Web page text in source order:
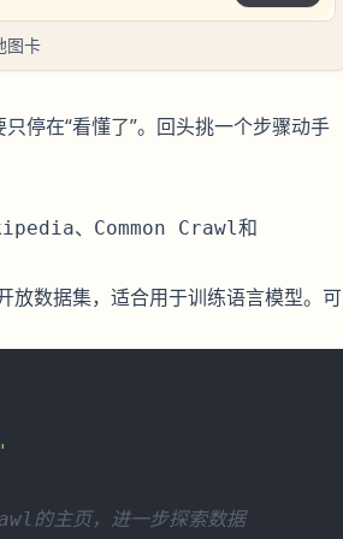
图卡
停在“看懂了”。回头挑一个步骤动手
、 Common Crawl和
放数据集，适合用于训练语言模型。可
的主页，进一步探索数据